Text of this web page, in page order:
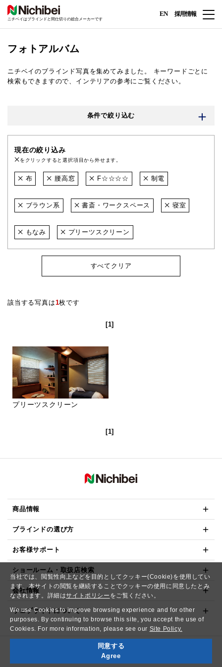
当社では、閲覧性向上などを目的としてクッキー(Cookie)を使用してい
ます。本サイトの閲覧を継続することでクッキーの使用に同意したとみ
なされます。詳細はサイトポリシー をご覧ください。
We use Cookies to improve browsing experience and for other
purposes. By continuing to browse this site, you accept the use of
Cookies. For more information, please see our Site Policy.
同意する
Agree
ニチベイはブラインドと間仕切りの総合メーカーです
EN 採用情報
フォトアルバム
ニチベイのブラインド写真を集めてみました。
キーワードごとに
検索もできますので、インテリアの参考にご覧ください。
条件で絞り込む
現在の絞り込み
をクリックすると選択項目から外せます。
布 腰高窓 F☆☆☆☆ 制電
ブラウン系 書斎・ワークスペース 寝室
もなみ プリーツスクリーン
すべてクリア
該当する写真は1枚です
[1]
プリーツスクリーン
[1]
商品情報
ブラインドの選び方
お客様サポート
ショールーム・取扱店検索
会社情報
ウェブサイトについて
Copyright© NICHIBEI CO.,LTD. All Rights Reserved.